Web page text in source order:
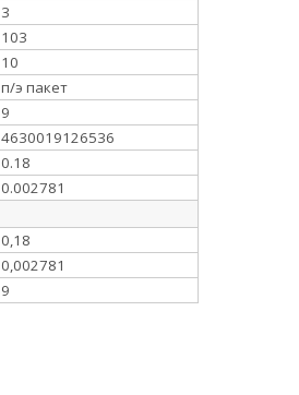
3
103
10
п/э пакет
9
4630019126536
0.18
0.002781
0,18
0,002781
9